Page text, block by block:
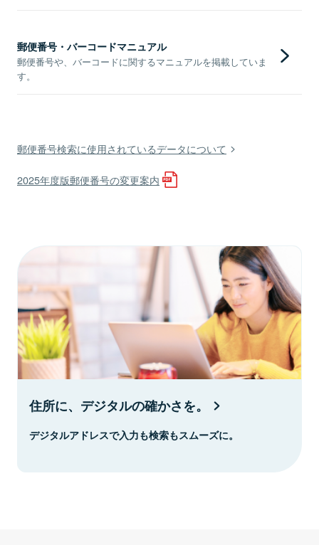
郵便番号・バーコードマニュアル
郵便番号や、バーコードに関するマニュアルを掲載していま
す。
郵便番号検索に使用されているデータについて
2025年度版郵便番号の変更案内
住所に、デジタルの確かさを。
デジタルアドレスで入力も検索もスムーズに。